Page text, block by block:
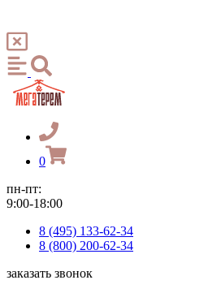
0
пн-пт:
9:00-18:00
8 (495) 133-62-34
8 (800) 200-62-34
заказать звонок